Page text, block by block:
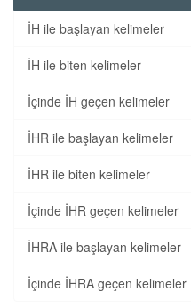
İH ile başlayan kelimeler
İH ile biten kelimeler
İçinde İH geçen kelimeler
İHR ile başlayan kelimeler
İHR ile biten kelimeler
İçinde İHR geçen kelimeler
İHRA ile başlayan kelimeler
İçinde İHRA geçen kelimeler